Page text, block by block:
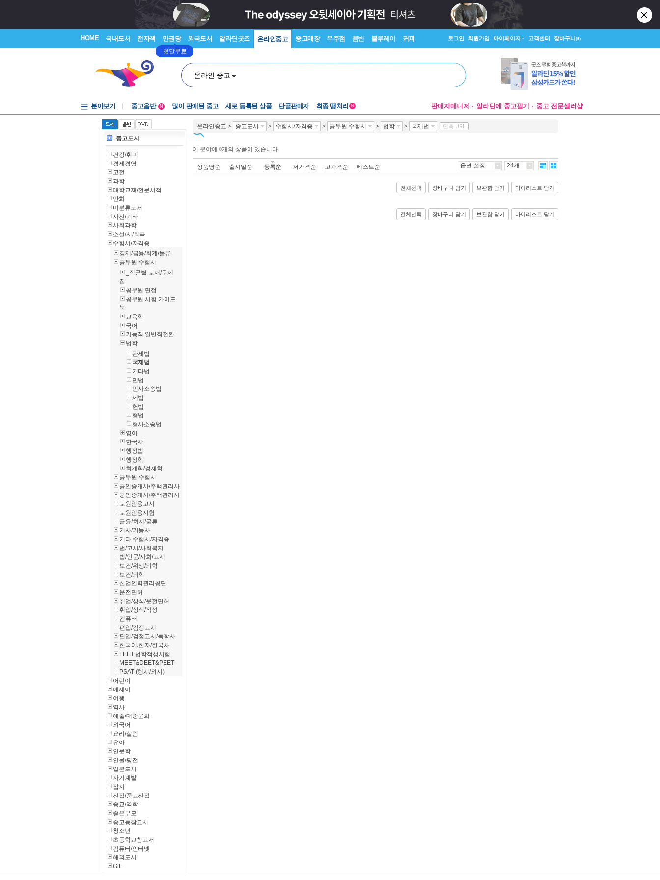
HOME 국내도서 전자책 만권당
첫달무료
외국도서 알라딘굿즈 온라인중고 중고매장 우주점 음반 블루레이 커피 로그인 회원가입 마이페이지 고객센터 장바구니(0)
온라인 중고
분야보기
중고음반
1천원부터
중고음반
N 많이 판매된 중고 새로 등록된 상품 단골판매자 최종 땡처리 N 판매자매니저 알라딘에 중고팔기 중고 전문셀러샵
온라인중고 > 중고도서 > 수험서/자격증 > 공무원 수험서 > 법학 > 국제법 단축 URL
이 분야에 0개의 상품이 있습니다.
상품명순 출시일순 등록순 저가격순 고가격순 베스트순 옵션 설정 24개
전체선택 장바구니 담기 보관함 담기 마이리스트 담기
전체선택 장바구니 담기 보관함 담기 마이리스트 담기
중고도서
건강/취미
경제경영
고전
과학
대학교재/전문서적
만화
미분류도서
사전/기타
사회과학
소설/시/희곡
수험서/자격증
경제/금융/회계/물류
공무원 수험서
_직군별 교재/문제
집
공무원 면접
공무원 시험 가이드
북
교육학
국어
기능직 일반직전환
법학
관세법
국제법
기타법
민법
민사소송법
세법
헌법
형법
형사소송법
영어
한국사
행정법
행정학
회계학/경제학
공무원 수험서
공인중개사/주택관리사
공인중개사/주택관리사
교원임용고시
교원임용시험
금융/회계/물류
기사/기능사
기타 수험서/자격증
법/고시/사회복지
법/인문/사회/고시
보건/위생/의학
보건/의학
산업인력관리공단
운전면허
취업/상식/운전면허
취업/상식/적성
컴퓨터
편입/검정고시
편입/검정고시/독학사
한국어/한자/한국사
LEET:법학적성시험
MEET&DEET&PEET
PSAT (행시/외시)
어린이
에세이
여행
역사
예술/대중문화
외국어
요리/살림
유아
인문학
인물/평전
일본도서
자기계발
잡지
전집/중고전집
종교/역학
좋은부모
중고등참고서
청소년
초등학교참고서
컴퓨터/인터넷
해외도서
Gift